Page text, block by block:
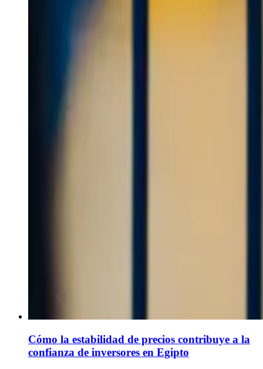
Cómo la estabilidad de precios contribuye a la
confianza de inversores en Egipto